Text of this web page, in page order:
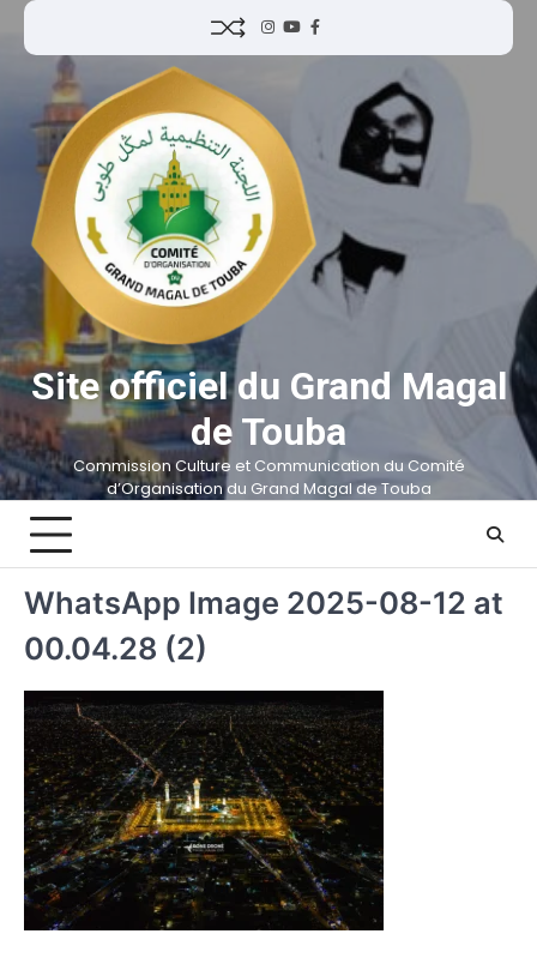
Site officiel du Grand Magal
de Touba
Commission Culture et Communication du Comité
d’Organisation du Grand Magal de Touba
WhatsApp Image 2025-08-12 at
00.04.28 (2)